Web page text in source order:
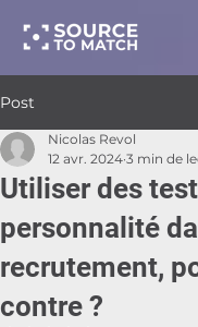
Post
Utiliser des
personnalité
recrutement,
contre ?
Nicolas Revol
12 avr. 2024 3 min de